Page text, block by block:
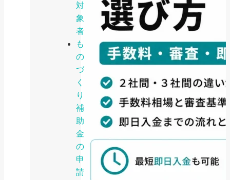
対
象
者
も
の
づ
く
り
補
助
金
の
申
請